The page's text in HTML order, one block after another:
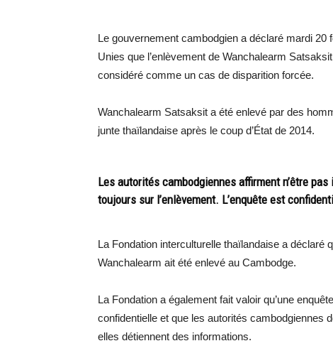
Le gouvernement cambodgien a déclaré mardi
Unies que l’enlèvement de Wanchalearm
considéré comme un cas de disparition forcée.
Wanchalearm Satsaksit a été enlevé par des
junte thaïlandaise après le coup d’État de 2014.
Les autorités cambodgiennes affirment n’être
toujours sur l’enlèvement. L’enquête est
La Fondation interculturelle thaïlandaise a déclaré
Wanchalearm ait été enlevé au Cambodge.
La Fondation a également fait valoir qu’une
confidentielle et que les autorités cambodgiennes
elles détiennent des informations.